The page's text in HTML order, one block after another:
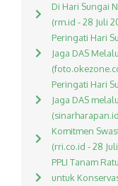
Di Hari Sungai
(rm.id - 28 Juli
Peringati Hari
Jaga DAS
Peringati Hari
Jaga DAS
Komitmen
(rri.co.id - 28
PPLI Tanam
untuk